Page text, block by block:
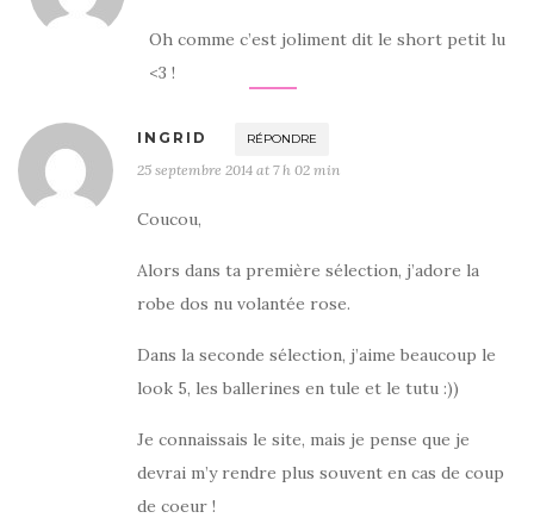
Oh comme c’est joliment dit le short petit lu
<3 !
INGRID RÉPONDRE
25 septembre 2014 at 7 h 02 min
Coucou,
Alors dans ta première sélection, j’adore la
robe dos nu volantée rose.
Dans la seconde sélection, j’aime beaucoup le
look 5, les ballerines en tule et le tutu :))
Je connaissais le site, mais je pense que je
devrai m’y rendre plus souvent en cas de coup
de coeur !